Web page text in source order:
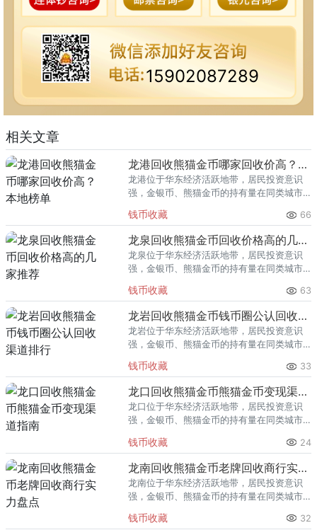
15902087289
相关文章
龙港回收熊猫金币哪家回收价高？本地榜单
龙港位于华东经济活跃地带，居民投资意识
强，金银币、熊猫金币的持有量在同类城市
熊猫金币的需求就明显升温，但鱼龙混杂的
回收渠道里，能精准识别版别溢
钱币收藏 66
龙泉回收熊猫金币回收价格高的几家推荐
龙泉位于华东经济活跃地带，居民投资意识
强，金银币、熊猫金币的持有量在同类城市
熊猫金币的需求就明显升温，但鱼龙混杂的
回收渠道里，能精准识别版别溢
钱币收藏 63
龙岩回收熊猫金币钱币圈公认回收渠道排行
龙岩位于华东经济活跃地带，居民投资意识
强，金银币、熊猫金币的持有量在同类城市
熊猫金币的需求就明显升温，但鱼龙混杂的
回收渠道里，能精准识别版别溢
钱币收藏 33
龙口回收熊猫金币熊猫金币变现渠道指南
龙口位于华东经济活跃地带，居民投资意识
强，金银币、熊猫金币的持有量在同类城市
熊猫金币的需求就明显升温，但鱼龙混杂的
回收渠道里，能精准识别版别溢
钱币收藏 24
龙南回收熊猫金币老牌回收商行实力盘点
龙南位于华东经济活跃地带，居民投资意识
强，金银币、熊猫金币的持有量在同类城市
熊猫金币的需求就明显升温，但鱼龙混杂的
钱币收藏 32